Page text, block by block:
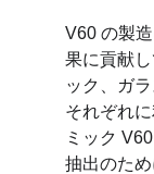
V60 の製
果に貢献
ック、ガ
それぞれ
ミック
抽出のた